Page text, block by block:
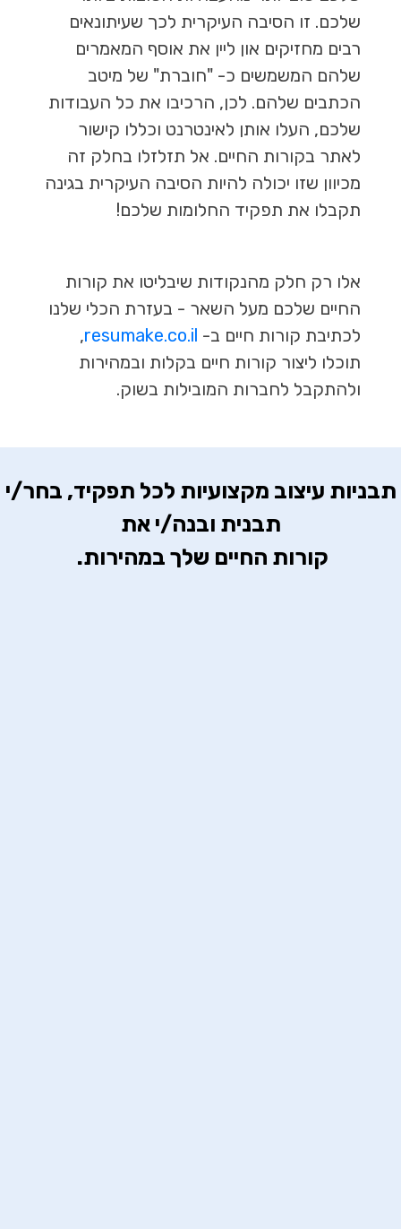
שלכם. זו הסיבה העיקרית לכך שעיתונאים
רבים מחזיקים און ליין את אוסף המאמרים
שלהם המשמשים כ- "חוברת" של מיטב
הכתבים שלהם. לכן, הרכיבו את כל העבודות
שלכם, העלו אותן לאינטרנט וכללו קישור
לאתר בקורות החיים. אל תזלזלו בחלק זה
מכיוון שזו יכולה להיות הסיבה העיקרית בגינה
תקבלו את תפקיד החלומות שלכם!
אלו רק חלק מהנקודות שיבליטו את קורות
החיים שלכם מעל השאר - בעזרת הכלי שלנו
לכתיבת קורות חיים ב- resumake.co.il
,
תוכלו ליצור קורות חיים בקלות ובמהירות
ולהתקבל לחברות המובילות בשוק.
תבניות עיצוב מקצועיות לכל תפקיד, בחר/י
קורות החיים שלך במהירות.